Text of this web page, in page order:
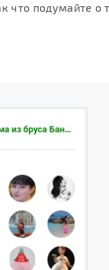
что подумайте о